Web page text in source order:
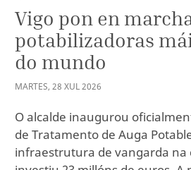
Vigo pon en
potabilizadoras
do mundo
MARTES, 28 XUL2026
O alcalde inaugurou
de Tratamento de Auga
infraestrutura de vangarda na